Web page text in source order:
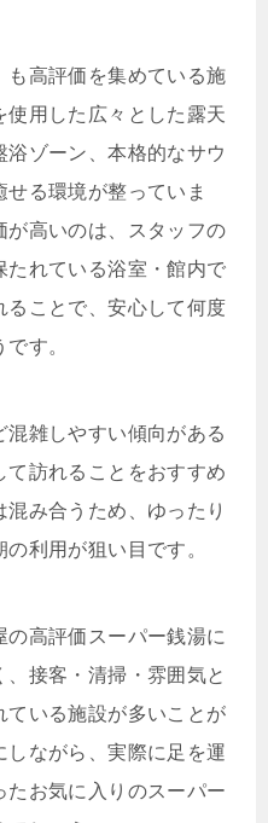
も高評価を集めている施
用した広々とした露天
ゾーン、本格的なサウ
る環境が整っていま
高いのは、スタッフの
たれている浴室・館内で
ことで、安心して何度
す。
雑しやすい傾向がある
訪れることをおすすめ
み合うため、ゆったり
利用が狙い目です。
高評価スーパー銭湯に
接客・清掃・雰囲気と
ている施設が多いことが
ながら、実際に足を運
たお気に入りのスーパー